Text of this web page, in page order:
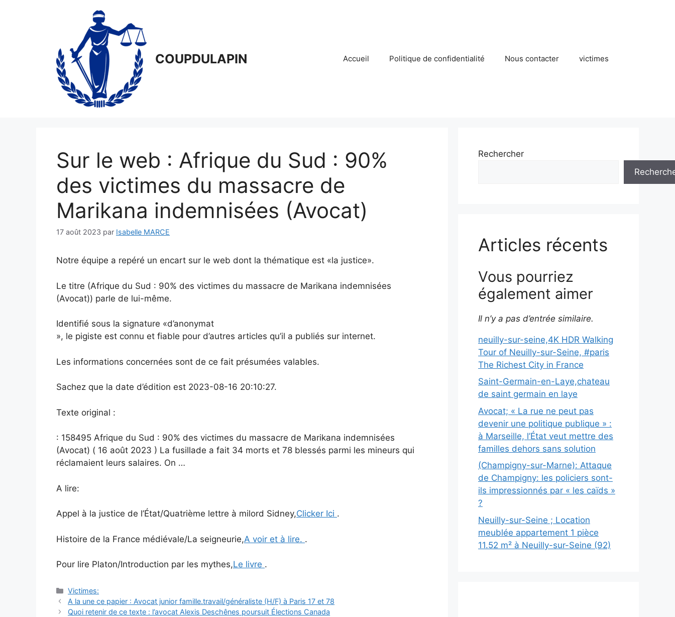
COUPDULAPIN Accueil Politique de confidentialité Nous contacter victimes
Sur le web : Afrique du Sud : 90%
des victimes du massacre de
Marikana indemnisées (Avocat)
17 août 2023 par Isabelle MARCE
Notre équipe a repéré un encart sur le web dont la thématique est «la justice».
Le titre (Afrique du Sud : 90% des victimes du massacre de Marikana indemnisées
(Avocat)) parle de lui-même.
Identifié sous la signature «d’anonymat
», le pigiste est connu et fiable pour d’autres articles qu’il a publiés sur internet.
Les informations concernées sont de ce fait présumées valables.
Sachez que la date d’édition est 2023-08-16 20:10:27.
Texte original :
: 158495 Afrique du Sud : 90% des victimes du massacre de Marikana indemnisées
(Avocat) ( 16 août 2023 ) La fusillade a fait 34 morts et 78 blessés parmi les mineurs qui
réclamaient leurs salaires. On …
A lire:
Appel à la justice de l’État/Quatrième lettre à milord Sidney,Clicker Ici .
Histoire de la France médiévale/La seigneurie,A voir et à lire. .
Pour lire Platon/Introduction par les mythes,Le livre .
Catégories
Victimes:
Navigation
des
A la une ce papier : Avocat junior famille.travail/généraliste (H/F) à Paris 17 et 78
Quoi retenir de ce texte : l’avocat Alexis Deschênes poursuit Élections Canada
Rechercher
Articles récents
Vous pourriez
également aimer
Il n’y a pas d’entrée similaire.
neuilly-sur-seine,4K HDR Walking
Tour of Neuilly-sur-Seine, #paris
The Richest City in France
Saint-Germain-en-Laye,chateau
de saint germain en laye
Avocat; « La rue ne peut pas
devenir une politique publique » :
à Marseille, l’État veut mettre des
familles dehors sans solution
(Champigny-sur-Marne): Attaque
de Champigny: les policiers sont-
ils impressionnés par « les caïds »
?
Neuilly-sur-Seine ; Location
meublée appartement 1 pièce
11.52 m² à Neuilly-sur-Seine (92)